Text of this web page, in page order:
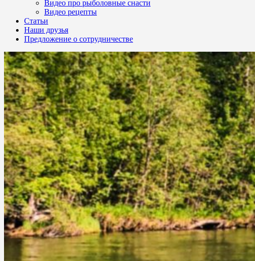
Видео про рыболовные снасти
Видео рецепты
Статьи
Наши друзья
Предложение о сотрудничестве